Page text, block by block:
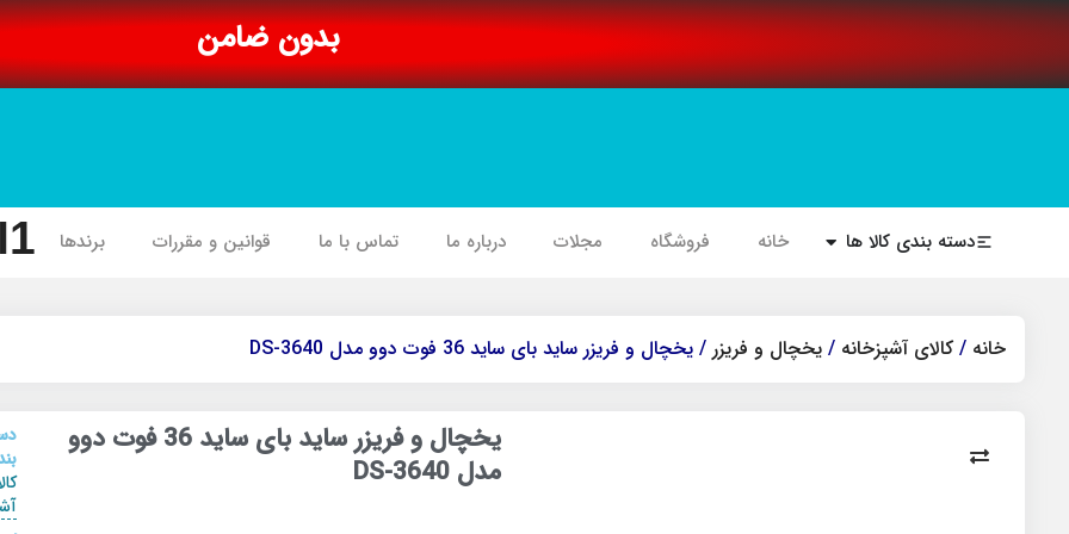
بدون ضامن
دسته بندی کالا ها خانه فروشگاه مجلات درباره ما تماس با ما قوانین و مقررات برندها
خانه / کالای آشپزخانه / یخچال و فریزر / یخچال و فریزر ساید بای ساید 36 فوت دوو مدل DS-3640
یخچال و فریزر ساید بای ساید 36 فوت دوو
مدل DS-3640